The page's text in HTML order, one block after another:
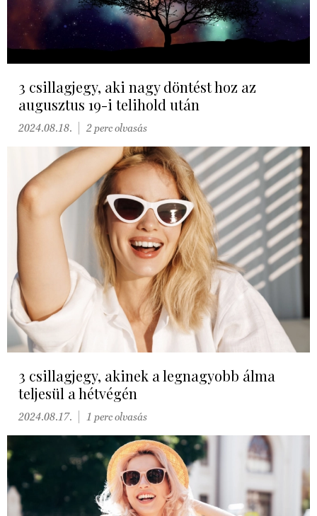
3 csillagjegy, aki nagy döntést hoz az
augusztus 19-i telihold után
2024.08.18. 2 perc olvasás
3 csillagjegy, akinek a legnagyobb álma
teljesül a hétvégén
2024.08.17. 1 perc olvasás